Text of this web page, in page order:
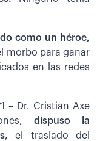
como un héroe,
morbo para ganar
en las redes
– Dr. Cristian Axe
dispuso la
el traslado del